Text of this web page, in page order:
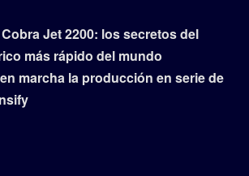
Jet 2200: los secretos del
más rápido del mundo
marcha la producción en serie de